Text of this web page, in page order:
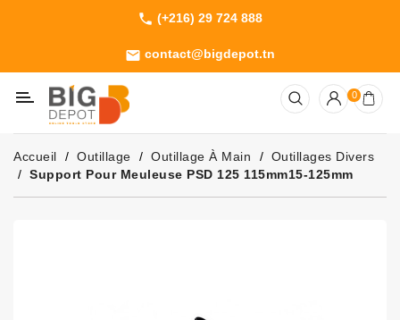
phone (+216) 29 724 888
email contact@bigdepot.tn
Machines
Outillage
Jardinage
Consommables
0
Accueil Outillage Outillage À Main
Outillages Divers
Support Pour Meuleuse PSD 125 115mm15-125mm